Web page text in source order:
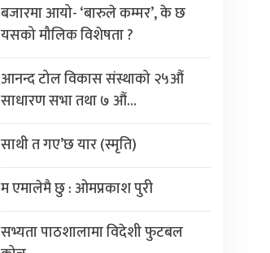
बजारमा आयो- ‘बारुले कम्मर’, के छ
यसको मौलिक विशेषता ?
आनन्द टोल विकास संस्थाको २५औं
साधारण सभा तथा ७ औं…
साथी त गए’छ यार (स्मृति)
म एमालेमै छु : ओमप्रकाश पुरी
सभ्यता पाठशालामा विदेशी फुटबल